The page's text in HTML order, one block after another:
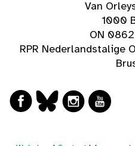
Van
1000
ON
RPR Nederlandstalige